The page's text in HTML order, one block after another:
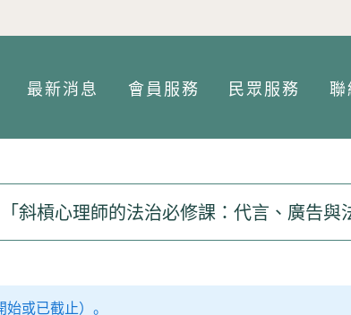
最新消息 會員服務 民眾服務 聯
斜槓心理師的法治必修課：代言、廣告與
或已截止）。